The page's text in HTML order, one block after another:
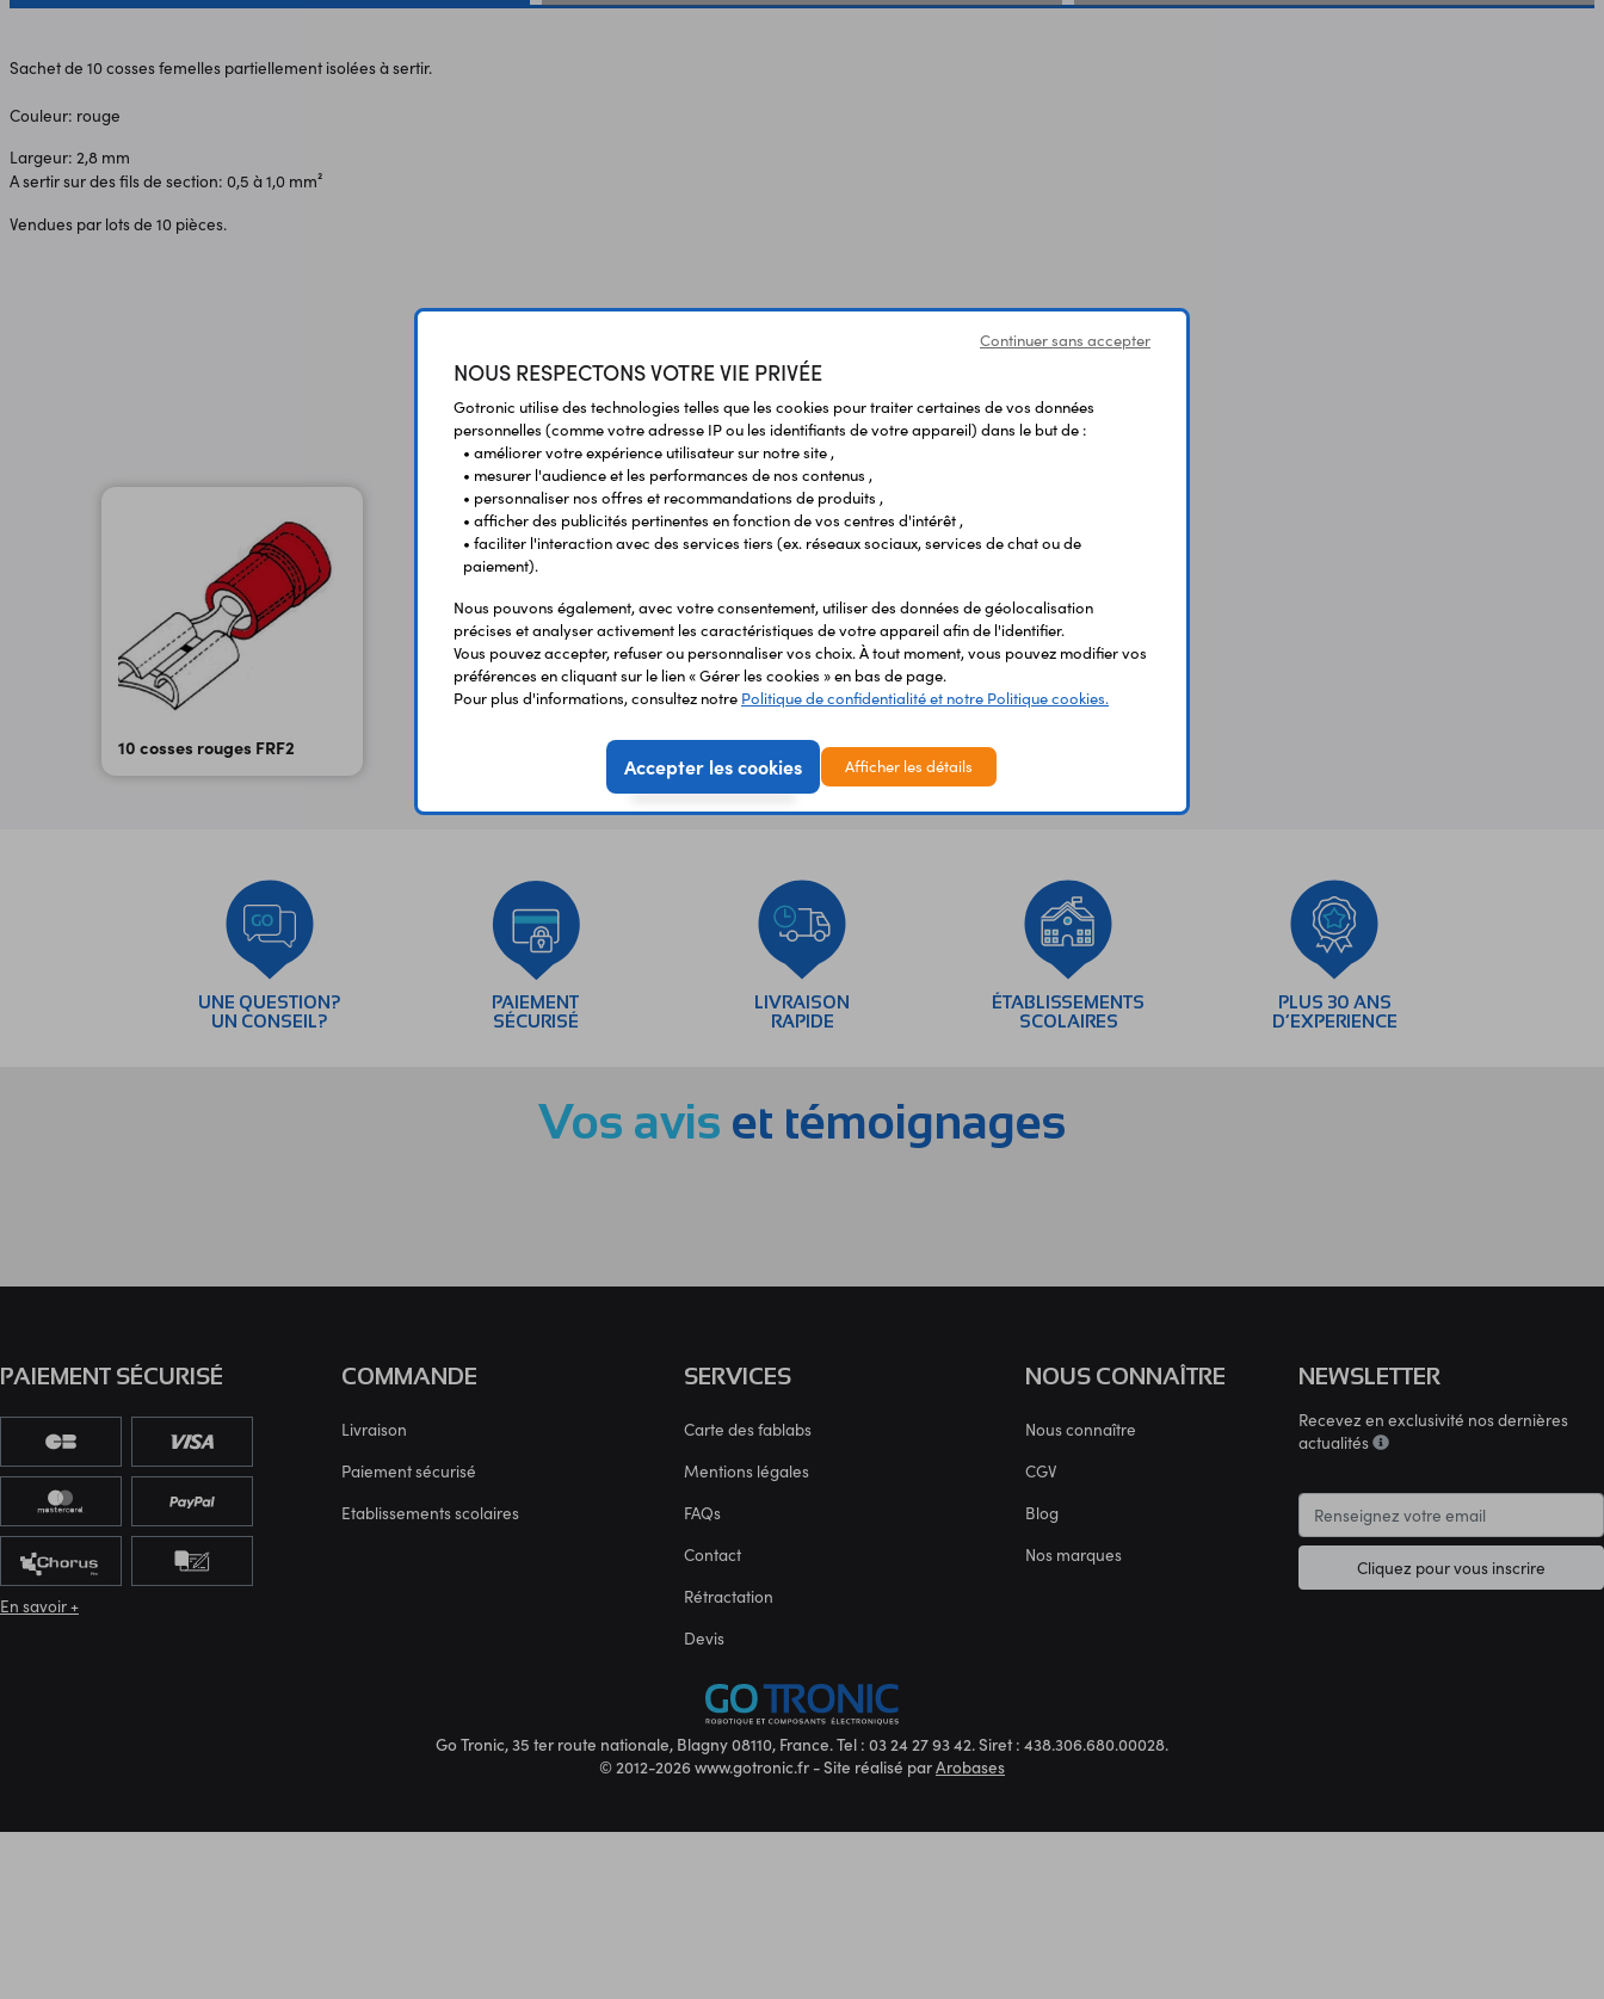
Sachet de 10 cosses femelles partiellement isolées à sertir.
Couleur: rouge
Largeur: 2,8 mm
A sertir sur des fils de section: 0,5 à 1,0 mm²
Vendues par lots de 10 pièces.
Vous avez déja consulté
10 cosses rouges FRF2
UNE QUESTION?
UN CONSEIL?
PAIEMENT
SÉCURISÉ
LIVRAISON
RAPIDE
ÉTABLISSEMENTS
SCOLAIRES
PLUS 30 ANS
D’EXPERIENCE
Vos avis et témoignages
COMMANDE
Livraison
Paiement sécurisé
Etablissements scolaires
SERVICES
Carte des fablabs
Mentions légales
FAQs
Contact
Rétractation
Devis
NOUS CONNAÎTRE
Nous connaître
CGV
Blog
Nos marques
NEWSLETTER
Recevez en exclusivité nos dernières
actualités
Cliquez pour vous inscrire
PAIEMENT SÉCURISÉ
En savoir +
Go Tronic, 35 ter route nationale, Blagny 08110, France. Tel : 03 24 27 93 42. Siret : 438.306.680.00028.
© 2012-2026 www.gotronic.fr - Site réalisé parArobases
Continuer sans accepter
NOUS RESPECTONS VOTRE VIE PRIVÉE
Gotronic utilise des technologies telles que les cookies pour traiter certaines de vos données
personnelles (comme votre adresse IP ou les identifiants de votre appareil) dans le but de :
• améliorer votre expérience utilisateur sur notre site ,
• mesurer l'audience et les performances de nos contenus ,
• personnaliser nos offres et recommandations de produits ,
• afficher des publicités pertinentes en fonction de vos centres d'intérêt ,
• faciliter l'interaction avec des services tiers (ex. réseaux sociaux, services de chat ou de
paiement).
Nous pouvons également, avec votre consentement, utiliser des données de géolocalisation
précises et analyser activement les caractéristiques de votre appareil afin de l'identifier.
Vous pouvez accepter, refuser ou personnaliser vos choix. À tout moment, vous pouvez modifier vos
préférences en cliquant sur le lien « Gérer les cookies » en bas de page.
Pour plus d'informations, consultez notre Politique de confidentialité et notre Politique cookies.
Accepter les cookies Afficher les détails